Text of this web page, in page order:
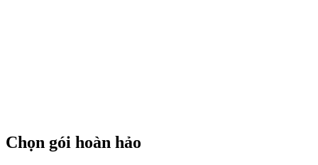
Chọn gói hoàn hảo